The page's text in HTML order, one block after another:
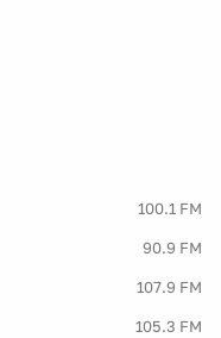
100.1 FM
90.9 FM
107.9 FM
105.3 FM